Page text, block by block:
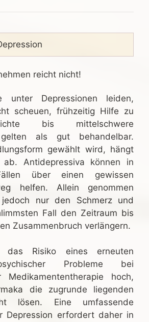
reicht nicht!
unter Depressionen leiden,
scheuen, frühzeitig Hilfe zu
bis mittelschwere
gelten als gut behandelbar.
gewählt wird, hängt
ab. Antidepressiva können in
über einen gewissen
helfen. Allein genommen
nur den Schmerz und
Fall den Zeitraum bis
Zusammenbruch verlängern.
das Risiko eines erneuten
Probleme bei
Medikamententherapie hoch,
die zugrunde liegenden
lösen. Eine umfassende
Depression erfordert daher in